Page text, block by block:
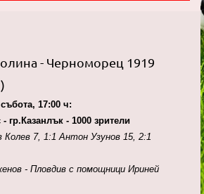
- Черноморец 1919
17:00 ч:
гр.Казанлък - 1000 зрители
Колев 7, 1:1 Антон Узунов 15, 2:1
- Пловдив с помощници Ириней